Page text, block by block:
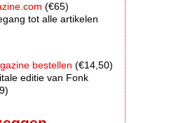
(€65)
tot alle artikelen
bestellen (€14,50)
editie van Fonk